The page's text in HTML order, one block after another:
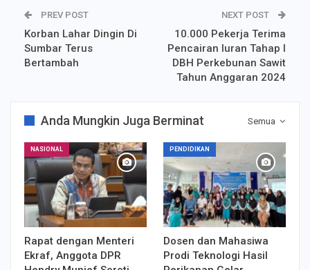
PREV POST
Korban Lahar Dingin Di
Sumbar Terus
Bertambah
NEXT POST
10.000 Pekerja Terima
Pencairan Iuran Tahap I
DBH Perkebunan Sawit
Tahun Anggaran 2024
Semua
Anda Mungkin Juga Berminat
NASIONAL
Rapat dengan Menteri
Ekraf, Anggota DPR
PENDIDIKAN
Dosen dan Mahasiwa
Prodi Teknologi Hasil